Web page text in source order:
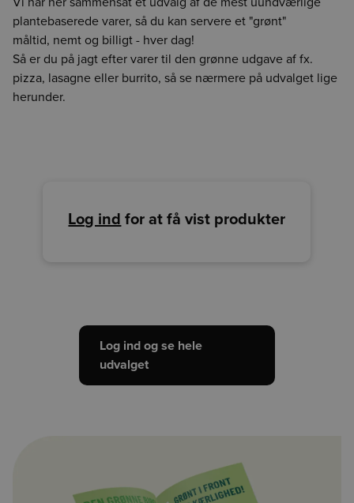
plantebaserede varer, så du kan servere et "grønt"
måltid, nemt og billigt - hver dag!
Så er du på jagt efter varer til den grønne udgave af fx.
pizza, lasagne eller burrito, så se nærmere på udvalget lige
herunder.
Log ind for at få vist produkter
Log ind og se hele
udvalget
og kan være unøjagtig. Vi håber løbende at kunne forbedre
datakvaliteten. Det er et skridt i den rigtige retning og vi
håber at kunne give dig et mere oplyst valg, når du handler
fødevarer.
Vi påtager os intet ansvar for de præsenterede data og den
efterfølgende anvendelse heraf.
HMR BOR CGO